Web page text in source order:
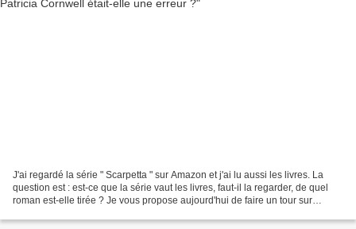
J'ai regardé la série " Scarpetta " sur Amazon et j'ai lu aussi les livres. La
question est : est-ce que la série vaut les livres, faut-il la regarder, de quel
roman est-elle tirée ? Je vous propose aujourd'hui de faire un tour sur